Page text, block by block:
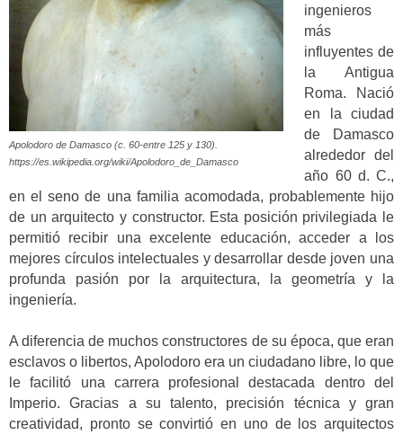
Apolodoro de Damasco (c. 60-entre 125 y 130).
https://es.wikipedia.org/wiki/Apolodoro_de_Damasco
ingenieros
más
influyentes de
la Antigua
Roma. Nació
en la ciudad
de Damasco
alrededor del
año 60 d. C.,
en el seno de una familia acomodada, probablemente hijo
de un arquitecto y constructor. Esta posición privilegiada le
permitió recibir una excelente educación, acceder a los
mejores círculos intelectuales y desarrollar desde joven una
profunda pasión por la arquitectura, la geometría y la
ingeniería.
A diferencia de muchos constructores de su época, que eran
esclavos o libertos, Apolodoro era un ciudadano libre, lo que
le facilitó una carrera profesional destacada dentro del
Imperio. Gracias a su talento, precisión técnica y gran
creatividad, pronto se convirtió en uno de los arquitectos